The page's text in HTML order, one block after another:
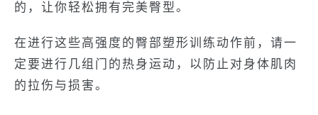
的，让你轻松拥有完美臀型。
在进行这些高强度的臀部塑形训练动作前，请一
定要进行几组门的热身运动，以防止对身体肌肉
的拉伤与损害。